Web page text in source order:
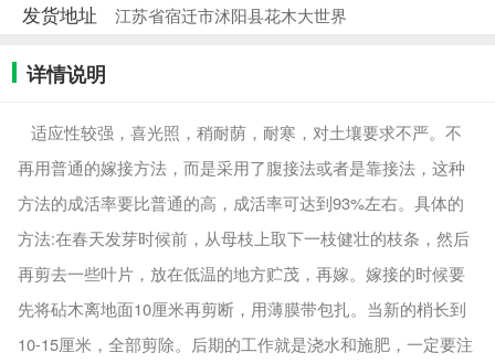
发货地址 江苏省宿迁市沭阳县花木大世界
详情说明
适应性较强，喜光照，稍耐荫，耐寒，对土壤要求不严。不
再用普通的嫁接方法，而是采用了腹接法或者是靠接法，这种
方法的成活率要比普通的高，成活率可达到93%左右。具体的
方法:在春天发芽时候前，从母枝上取下一枝健壮的枝条，然后
再剪去一些叶片，放在低温的地方贮茂，再嫁。嫁接的时候要
先将砧木离地面10厘米再剪断，用薄膜带包扎。当新的梢长到
10-15厘米，全部剪除。后期的工作就是浇水和施肥，一定要注